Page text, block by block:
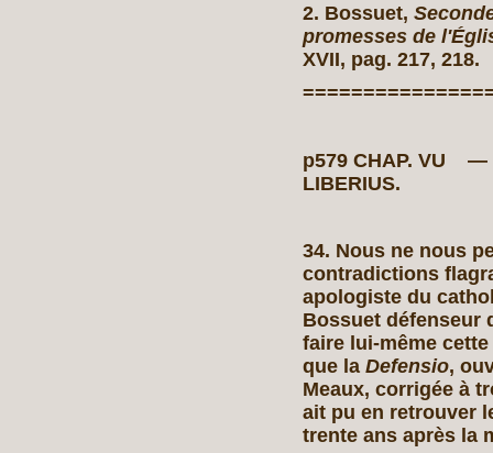
2. Bossuet,
promesses de
XVII, pag. 217, 218.
p579 CHAP. VU
LIBERIUS.
34. Nous ne nous
contradictions
apologiste du
Bossuet défenseur
faire lui-même
que la Defensio,
Meaux, corrigée à
ait pu en retrouver
trente ans après la